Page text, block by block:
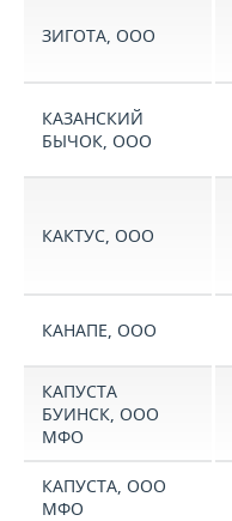
ЗИГОТА, ООО
КАЗАНСКИЙ
БЫЧОК, ООО
КАКТУС, ООО
КАНАПЕ, ООО
КАПУСТА
БУИНСК, ООО
МФО
КАПУСТА, ООО
МФО